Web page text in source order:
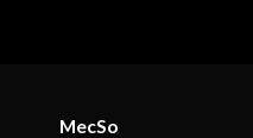
MecSo